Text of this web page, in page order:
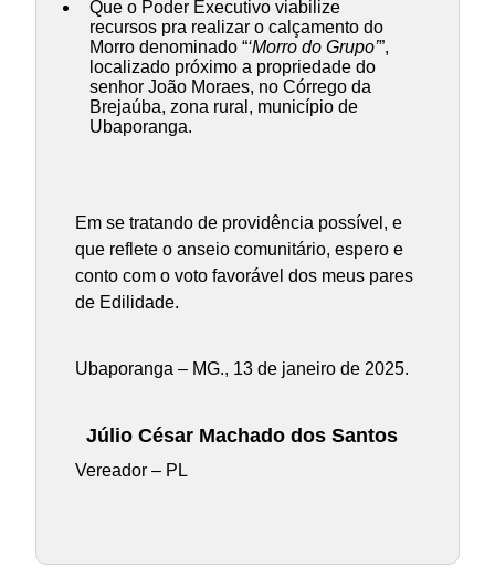
Que o Poder Executivo viabilize
recursos pra realizar o calçamento do
Morro denominado “‘Morro do Grupo’”,
localizado próximo a propriedade do
senhor João Moraes, no Córrego da
Brejaúba, zona rural, município de
Ubaporanga.
Em se tratando de providência possível, e
que reflete o anseio comunitário, espero e
conto com o voto favorável dos meus pares
de Edilidade.
Ubaporanga – MG., 13 de janeiro de 2025.
Júlio César Machado dos Santos
Vereador – PL